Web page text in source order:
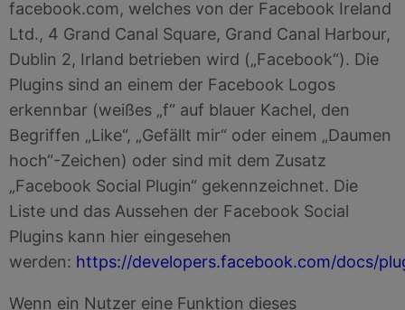
facebook.com, welches von der Facebook Ireland
Ltd., 4 Grand Canal Square, Grand Canal Harbour,
Dublin 2, Irland betrieben wird („Facebook“). Die
Plugins sind an einem der Facebook Logos
erkennbar (weißes „f“ auf blauer Kachel, den
Begriffen „Like“, „Gefällt mir“ oder einem „Daumen
hoch“-Zeichen) oder sind mit dem Zusatz
„Facebook Social Plugin“ gekennzeichnet. Die
Liste und das Aussehen der Facebook Social
Plugins kann hier eingesehen
werden: https://developers.facebook.com/docs/
Wenn ein Nutzer eine Funktion dieses